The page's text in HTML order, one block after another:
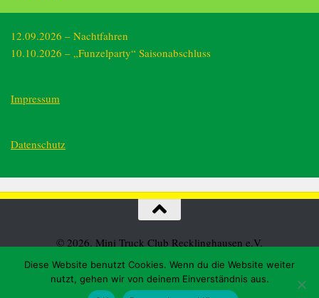
12.09.2026 – Nachtfahren
10.10.2026 – „Funzelparty“ Saisonabschluss
Impressum
Datenschutz
© 2026. Mini Truck Club Recklinghausen e.V.
Diese Website benutzt Cookies. Wenn du die Website weiter
nutzt, gehen wir von deinem Einverständnis aus.